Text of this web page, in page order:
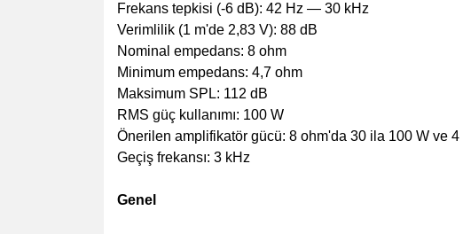
Frekans tepkisi (-6 dB): 42 Hz — 30 kHz
Verimlilik (1 m'de 2,83 V): 88 dB
Nominal empedans: 8 ohm
Minimum empedans: 4,7 ohm
Maksimum SPL: 112 dB
RMS güç kullanımı: 100 W
Önerilen amplifikatör gücü: 8 ohm'da 30 ila 100 W ve
Geçiş frekansı: 3 kHz
Genel